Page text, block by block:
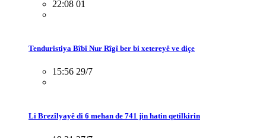
22:08 01
Tenduristiya Bîbî Nur Rîgî ber bi xetereyê ve diçe
15:56 29/7
Li Brezîlyayê di 6 mehan de 741 jin hatin qetilkirin